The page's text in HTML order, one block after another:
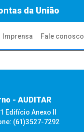
da União
Imprensa Fale conosco
- AUDITAR
Edifício Anexo II
(61)3527-7292